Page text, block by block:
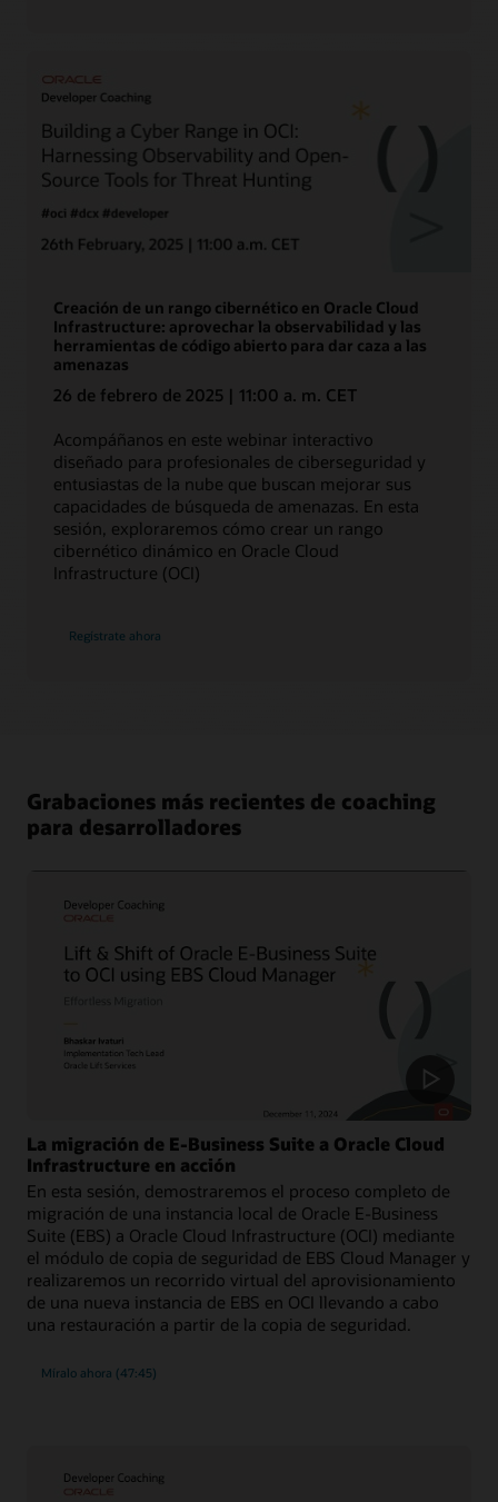
OCI
Functions
para
desarrolladores
Creación de un rango cibernético en Oracle Cloud
Infrastructure: aprovechar la observabilidad y las
herramientas de código abierto para dar caza a las
amenazas
26 de febrero de 2025 | 11:00 a. m. CET
Acompáñanos en este webinar interactivo
diseñado para profesionales de ciberseguridad y
entusiastas de la nube que buscan mejorar sus
capacidades de búsqueda de amenazas. En esta
sesión, exploraremos cómo crear un rango
cibernético dinámico en Oracle Cloud
Infrastructure (OCI)
Regístrate ahora
y
las
herramientas
de
dar
caza
amenazas
Grabaciones más recientes de coaching
para desarrolladores
La migración de E-Business Suite a Oracle Cloud
Infrastructure en acción
En esta sesión, demostraremos el proceso completo de
migración de una instancia local de Oracle E-Business
Suite (EBS) a Oracle Cloud Infrastructure (OCI) mediante
el módulo de copia de seguridad de EBS Cloud Manager y
realizaremos un recorrido virtual del aprovisionamiento
de una nueva instancia de EBS en OCI llevando a cabo
una restauración a partir de la copia de seguridad.
Míralo ahora (47:45)